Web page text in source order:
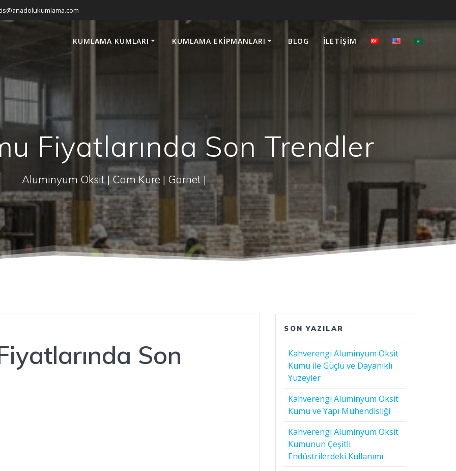
KUMLAMA KUMLARI KUMLAMA EKIPMANLARI BLOG İLETIŞIM
Fiyatlarında Son Trendler
Aluminyum Oksit | Cam Küre | Garnet |
Son
SON YAZILAR
Kahverengi Aluminyum Oksit
Kumu ile Güçlü ve Dayanıklı
Yüzeyler
Kahverengi Aluminyum Oksit
Kumu ve Yapı Mühendisliği
Kahverengi Aluminyum Oksit
Kumunun Çeşitli
Endüstrilerdeki Kullanımı